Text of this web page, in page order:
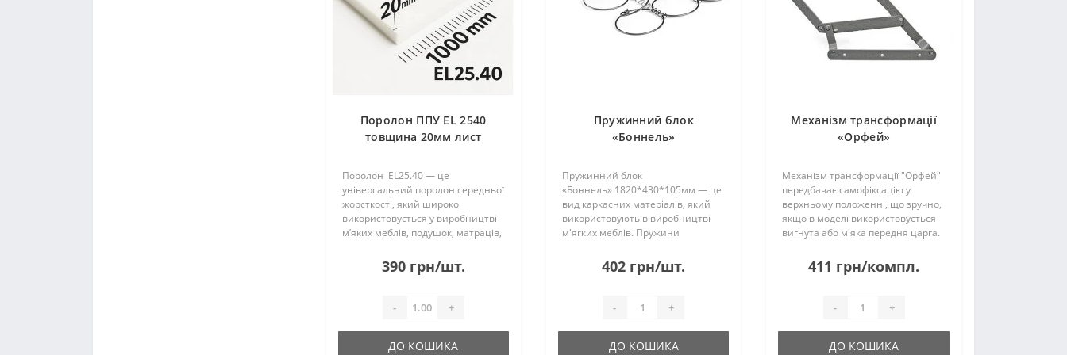
Поролон ППУ EL 2540
товщина 20мм лист
Поролон EL25.40 — це
універсальний поролон середньої
жорсткості, який широко
використовується у виробництві
м’яких меблів, подушок, матраців,
побутового і промислового
призначення.Основні
390 грн/шт.
- +
ДО КОШИКА
Пружинний блок
«Боннель»
Пружинний блок
«Боннель» 1820*430*105мм — це
вид каркасних матеріалів, який
використовують в виробництві
м'ягких меблів. Пружини
собою дротом. Без рамки. Має 22
ряди по 4 пружини в кожному.
402 грн/шт.
- +
ДО КОШИКА
Механізм трансформації
«Орфей»
Механізм трансформації "Орфей"
передбачає самофіксацію у
верхньому положенні, що зручно,
якщо в моделі використовується
вигнута або м'яка передня царга.
використовують: гальванічне
покриття заклепок, ребра
411 грн/компл.
- +
ДО КОШИКА